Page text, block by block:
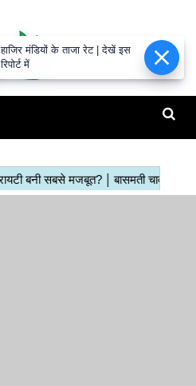
हाजिर मंडियों के ताजा रेट | देखें इस
रिपोर्ट में